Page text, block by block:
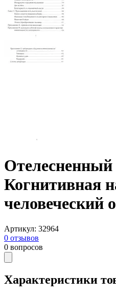
Когнитивная
человеческий
Артикул: 32964
0 отзывов
0 вопросов
Характеристики